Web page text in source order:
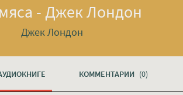
- Джек Лондон
Джек Лондон
КОММЕНТАРИИ (0)